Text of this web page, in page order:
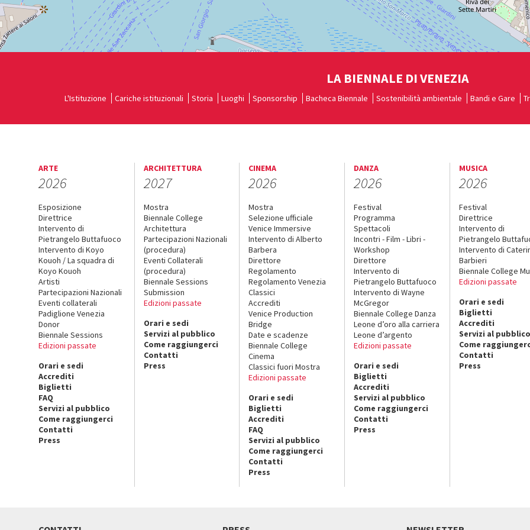
LA BIENNALE DI VENEZIA
L'Istituzione Cariche istituzionali Storia Luoghi Sponsorship Bacheca Biennale Sostenibilità ambientale Bandi e Gare
ARTE
2026
Esposizione
Direttrice
Intervento di
Pietrangelo Buttafuoco
Intervento di Koyo
Kouoh / La squadra di
Koyo Kouoh
Artisti
Partecipazioni Nazionali
Eventi collaterali
Padiglione Venezia
Donor
Biennale Sessions
Edizioni passate
Orari e sedi
Accrediti
Biglietti
FAQ
Servizi al pubblico
Come raggiungerci
Contatti
Press
ARCHITETTURA
2027
Mostra
Biennale College
Architettura
Partecipazioni Nazionali
(procedura)
Eventi Collaterali
(procedura)
Biennale Sessions
Submission
Edizioni passate
Orari e sedi
Servizi al pubblico
Come raggiungerci
Contatti
Press
CINEMA
2026
Mostra
Selezione ufficiale
Venice Immersive
Intervento di Alberto
Barbera
Direttore
Regolamento
Regolamento Venezia
Classici
Accrediti
Venice Production
Bridge
Date e scadenze
Biennale College
Cinema
Classici fuori Mostra
Edizioni passate
Orari e sedi
Biglietti
Accrediti
FAQ
Servizi al pubblico
Come raggiungerci
Contatti
Press
DANZA
2026
Festival
Programma
Spettacoli
Incontri - Film - Libri -
Workshop
Direttore
Intervento di
Pietrangelo Buttafuoco
Intervento di Wayne
McGregor
Biennale College Danza
Leone d’oro alla carriera
Leone d’argento
Edizioni passate
Orari e sedi
Biglietti
Accrediti
Servizi al pubblico
Come raggiungerci
Contatti
Press
MUSICA
2026
Festival
Direttrice
Intervento di
Pietrangelo
Intervento di
Barbieri
Biennale College
Edizioni passate
Orari e sedi
Biglietti
Accrediti
Servizi al pubblico
Come
Contatti
Press